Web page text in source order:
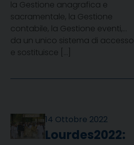
la Gestione anagrafica e
sacramentale, la Gestione
contabile, la Gestione eventi,…
da un unico sistema di accesso
e sostituisce […]
14 Ottobre 2022
Lourdes2022: